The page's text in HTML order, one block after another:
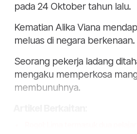
pada 24 Oktober tahun lalu.
Kematian Alika Viana
meluas di negara berkenaan.
Seorang pekerja ladang
mengaku memperkosa
membunuhnya.